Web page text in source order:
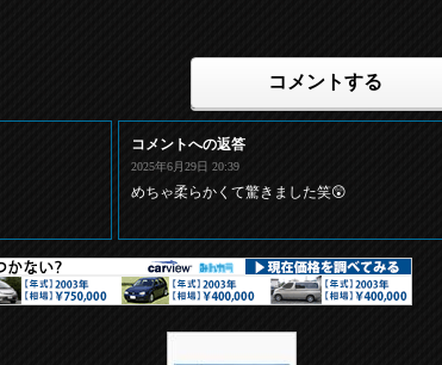
コメントする
コメントへの返答
2025年6月29日 20:39
めちゃ柔らかくて驚きました笑😲